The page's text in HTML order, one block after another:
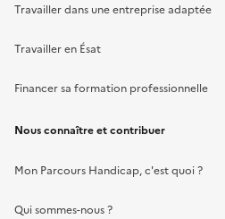
Travailler dans une entreprise adaptée
Travailler en Ésat
Financer sa formation professionnelle
Nous connaître et contribuer
Mon Parcours Handicap, c'est quoi ?
Qui sommes-nous ?